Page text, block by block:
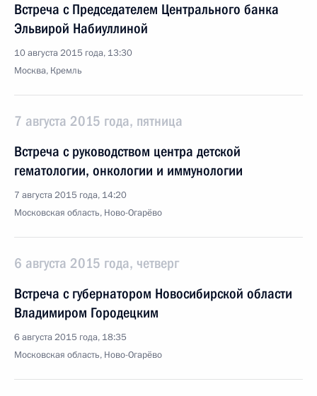
Встреча с Председателем Центрального банка
Эльвирой Набиуллиной
10 августа 2015 года, 13:30
Москва, Кремль
7 августа 2015 года, пятница
Встреча с руководством центра детской
гематологии, онкологии и иммунологии
7 августа 2015 года, 14:20
Московская область, Ново-Огарёво
6 августа 2015 года, четверг
Встреча с губернатором Новосибирской области
Владимиром Городецким
6 августа 2015 года, 18:35
Московская область, Ново-Огарёво